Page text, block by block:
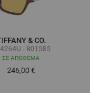
& CO.
- 801585
ΣΕ ΑΠΌΘΕΜΑ
246,00 €